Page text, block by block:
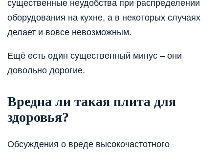
существенные неудобства при распределении
оборудования на кухне, а в некоторых случаях
делает и вовсе невозможным.
Ещё есть один существенный минус – они
довольно дорогие.
Вредна ли такая плита для
здоровья?
Обсуждения о вреде высокочастотного